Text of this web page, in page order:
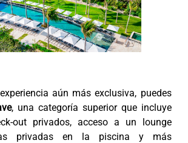
aún más exclusiva, puedes
, una categoría superior que incluye
out privados, acceso a un lounge
privadas en la piscina y más